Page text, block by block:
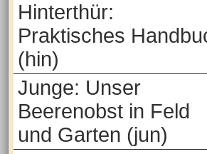
Hinterthür:
Praktisches
(hin)
Junge: Unser
Beerenobst in Feld
und Garten (jun)